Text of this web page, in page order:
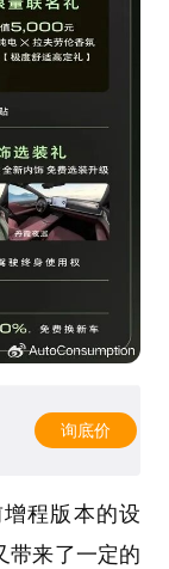
询底价
程版本的设
带来了一定的